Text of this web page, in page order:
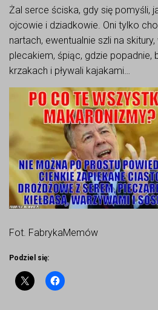
Żal serce ściska, gdy się pomyśli,
ojcowie i dziadkowie. Oni tylko
nartach, ewentualnie szli na
plecakiem, śpiąc, gdzie popadnie,
krzakach i pływali kajakami…
Fot. FabrykaMemów
Podziel się: